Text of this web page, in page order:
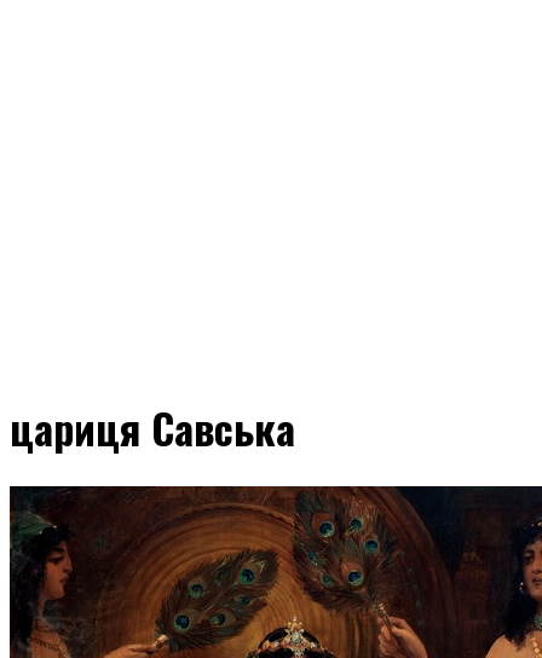
цариця Савська